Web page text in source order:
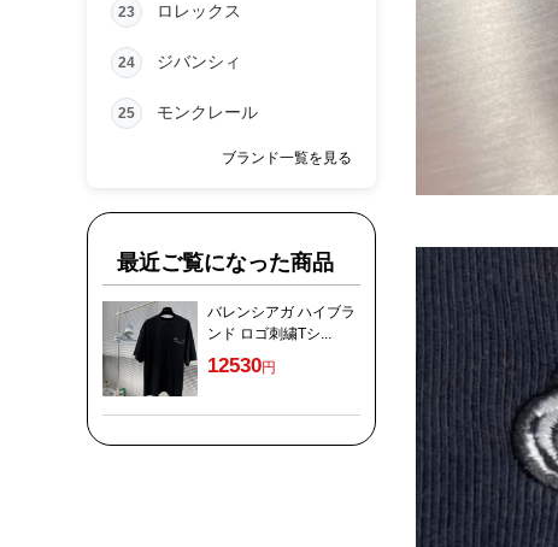
23 ロレックス
24 ジバンシィ
25 モンクレール
ブランド一覧を見る
最近ご覧になった商品
バレンシアガ ハイブラ
ンド ロゴ刺繍Tシ...
12530円